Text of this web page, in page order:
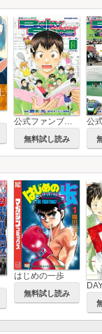
公式ファンブック ベイビーステップ オールAノート
無料試し読み
はじめの一歩
無料試し読み